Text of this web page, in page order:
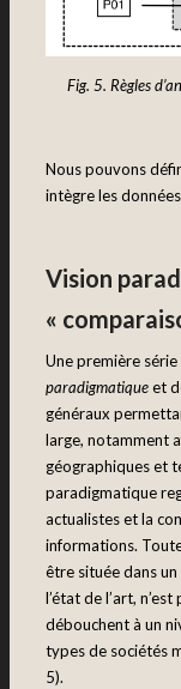
Fig. 5. Règles
Nous pouvons
intègre les
Vision
«
Une première série
paradigmatiqueet
généraux
large, notamment
géographiques et
paradigmatique
actualistes et la
informations.
être située dans
l’état de l’art,
débouchent à un
types de sociétés
5).